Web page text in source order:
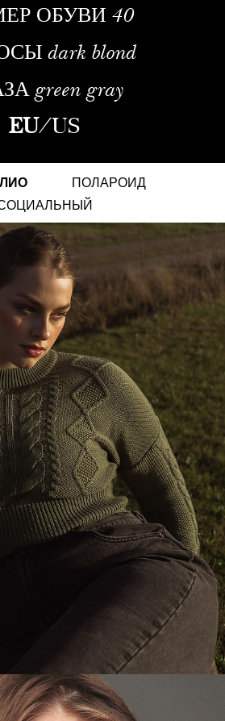
ОБУВИ 40
dark blond
green gray
EU/US
ПОЛАРОИД